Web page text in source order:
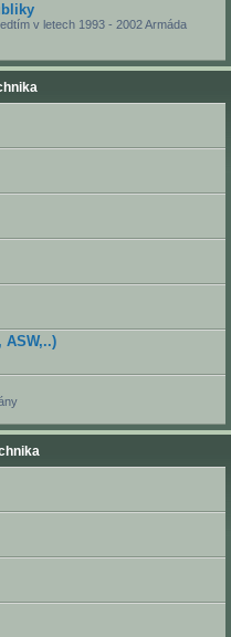
v letech 1993 - 2002 Armáda
ASW,..)